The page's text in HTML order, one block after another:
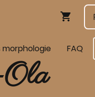
morphologie FAQ